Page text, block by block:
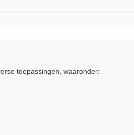
toepassingen, waaronder: